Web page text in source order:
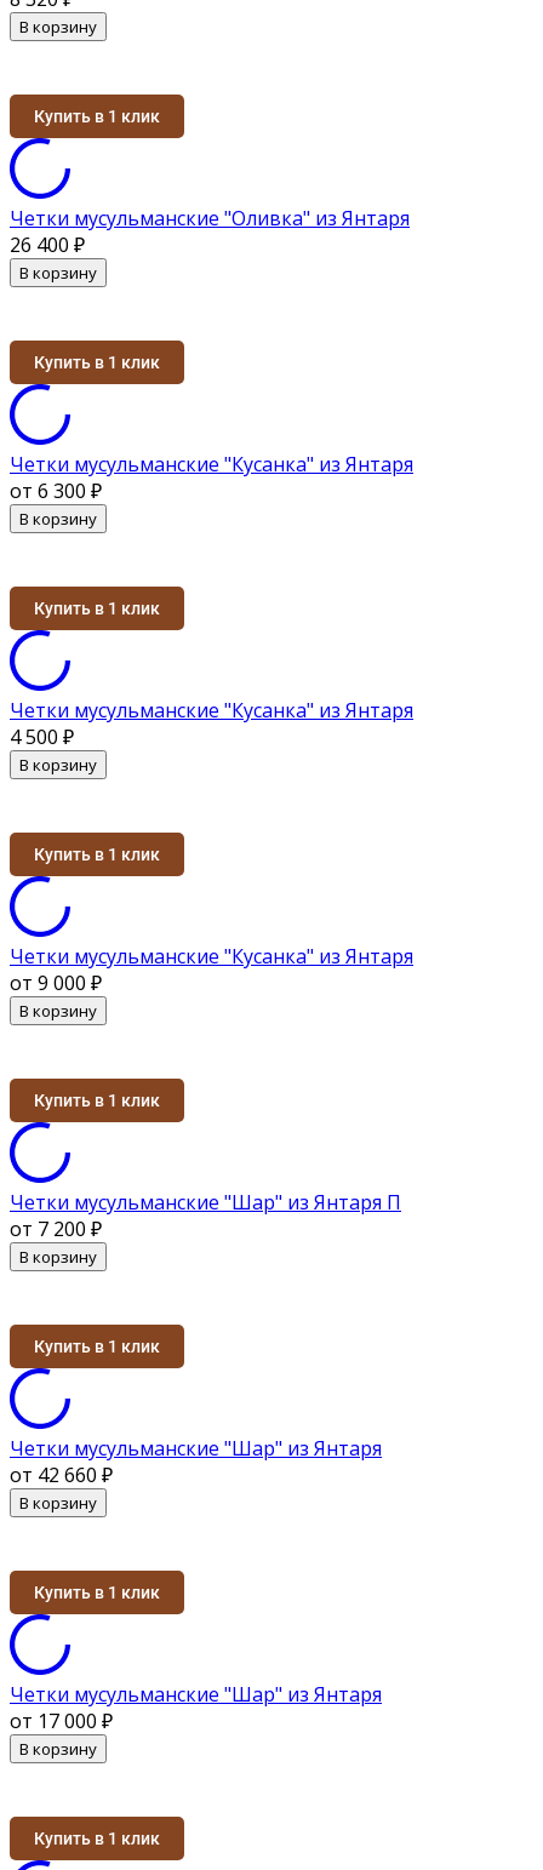
В корзину
Купить в 1 клик
Четки мусульманские "Оливка" из Янтаря
26 400 ₽
В корзину
Купить в 1 клик
Четки мусульманские "Кусанка" из Янтаря
от 6 300 ₽
В корзину
Купить в 1 клик
Четки мусульманские "Кусанка" из Янтаря
4 500 ₽
В корзину
Купить в 1 клик
Четки мусульманские "Кусанка" из Янтаря
от 9 000 ₽
В корзину
Купить в 1 клик
Четки мусульманские "Шар" из Янтаря П
от 7 200 ₽
В корзину
Купить в 1 клик
Четки мусульманские "Шар" из Янтаря
от 42 660 ₽
В корзину
Купить в 1 клик
Четки мусульманские "Шар" из Янтаря
от 17 000 ₽
В корзину
Купить в 1 клик